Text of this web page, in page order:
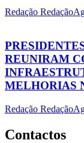
Redação Redação
REUNIRAM
MELHORIAS
Redação Redação
Contactos